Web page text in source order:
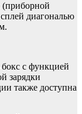
диагональю
бокс с функцией
зарядки
также доступна